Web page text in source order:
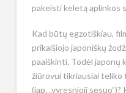
pakeisti keletą aplinkos
Kad būtų egzotiškiau,
prikaišiojo japoniškų
paaiškinti. Todėl japonų
žiūrovui tikriausiai teliko
(jap. „vyresnioji